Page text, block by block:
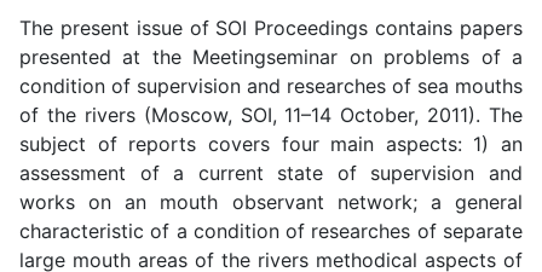
The present issue of SOI Proceedings contains papers
presented at the Meetingseminar on problems of a
condition of supervision and researches of sea mouths
of the rivers (Moscow, SOI, 11–14 October, 2011). The
subject of reports covers four main aspects: 1) an
assessment of a current state of supervision and
works on an mouth observant network; a general
characteristic of a condition of researches of separate
large mouth areas of the rivers methodical aspects of